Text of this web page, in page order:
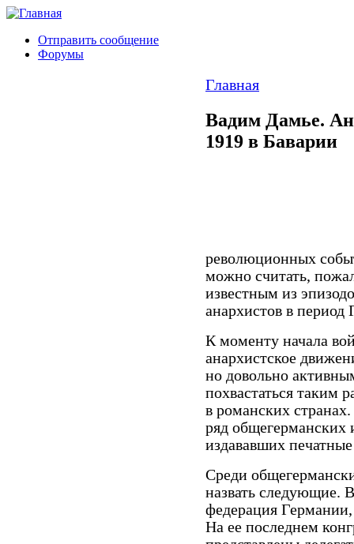
Отправить сообщение
Форумы
Главная
Вадим Дамье.
1919 в Баварии
революционных
можно считать,
известным из
анархистов в
К моменту начала
анархистское
но довольно
похвастаться таким
в романских
ряд общегерманских
издававших
Среди
назвать следующие.
федерация Германии,
На ее последнем